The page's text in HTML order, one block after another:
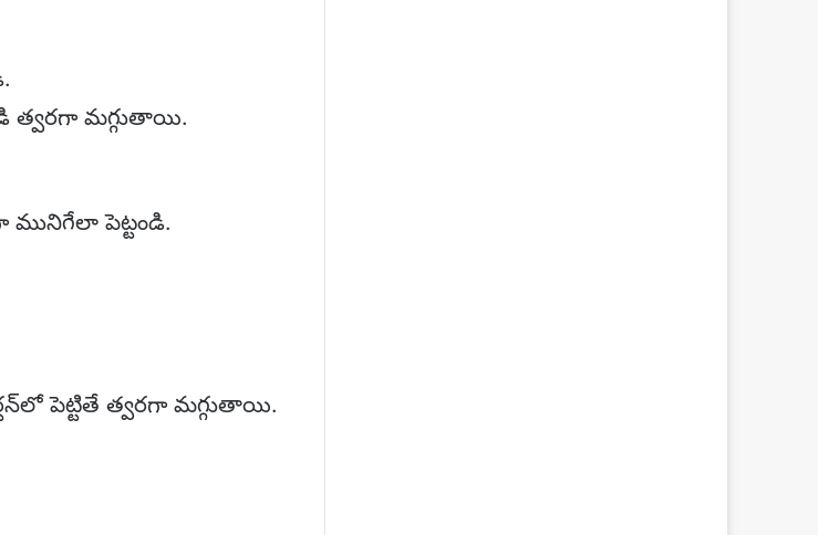
త్వరగా మగ్గుతాయి.
మునిగేలా పెట్టండి.
పెట్టితే త్వరగా మగ్గుతాయి.